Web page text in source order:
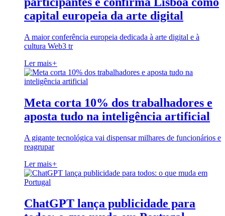
capital europeia da arte digital
A maior conferência europeia dedicada à arte digital e à
cultura Web3 tr
Ler mais+
Meta corta 10% dos trabalhadores e
aposta tudo na inteligência artificial
A gigante tecnológica vai dispensar milhares de funcionários e
reagrupar
Ler mais+
ChatGPT lança publicidade para